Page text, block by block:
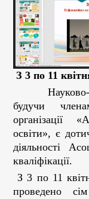
З 3 по 11
Науково-
будучи
організації
освіти», є
діяльності
кваліфікації.
З 3 по 11
проведено